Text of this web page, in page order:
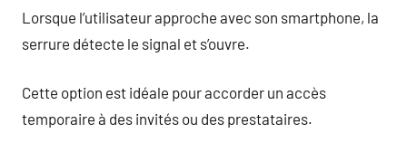
Lorsque l’utilisateur approche avec son smartphone, la
serrure détecte le signal et s’ouvre.
Cette option est idéale pour accorder un accès
temporaire à des invités ou des prestataires.